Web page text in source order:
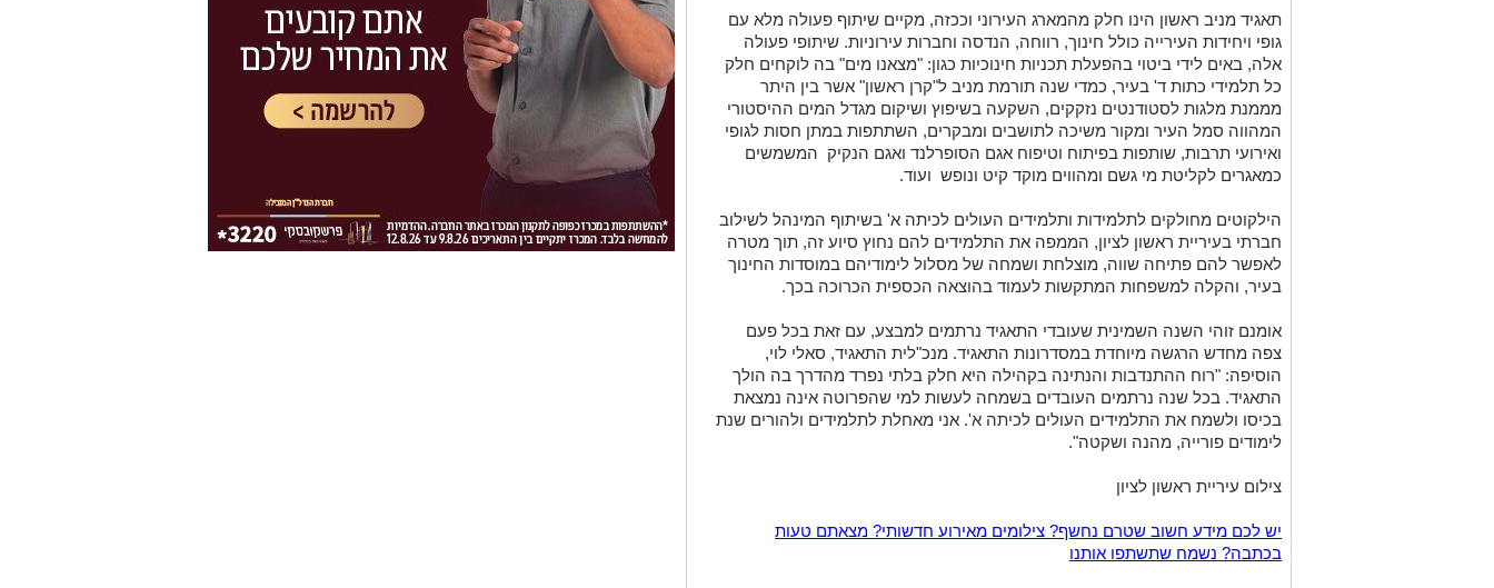
תאגיד מניב ראשון הינו חלק מהמארג העירוני וככזה, מקיים שיתוף פעולה מלא עם
גופי ויחידות העירייה כולל חינוך, רווחה, הנדסה וחברות עירוניות. שיתופי פעולה
אלה, באים לידי ביטוי בהפעלת תכניות חינוכיות כגון: "מצאנו מים" בה לוקחים חלק
כל תלמידי כתות ד' בעיר, כמדי שנה תורמת מניב ל"קרן ראשון" אשר בין היתר
מממנת מלגות לסטודנטים נזקקים, השקעה בשיפוץ ושיקום מגדל המים ההיסטורי
המהווה סמל העיר ומקור משיכה לתושבים ומבקרים, השתתפות במתן חסות לגופי
ואירועי תרבות, שותפות בפיתוח וטיפוח אגם הסופרלנד ואגם הנקיק המשמשים
כמאגרים לקליטת מי גשם ומהווים מוקד קיט ונופש ועוד.
הילקוטים מחולקים לתלמידות ותלמידים העולים לכיתה א' בשיתוף המינהל לשילוב
חברתי בעיריית ראשון לציון, הממפה את התלמידים להם נחוץ סיוע זה, תוך מטרה
לאפשר להם פתיחה שווה, מוצלחת ושמחה של מסלול לימודיהם במוסדות החינוך
בעיר, והקלה למשפחות המתקשות לעמוד בהוצאה הכספית הכרוכה בכך.
אומנם זוהי השנה השמינית שעובדי התאגיד נרתמים למבצע, עם זאת בכל פעם
צפה מחדש הרגשה מיוחדת במסדרונות התאגיד. מנכ"לית התאגיד, סאלי לוי,
הוסיפה: "רוח ההתנדבות והנתינה בקהילה היא חלק בלתי נפרד מהדרך בה הולך
התאגיד. בכל שנה נרתמים העובדים בשמחה לעשות למי שהפרוטה אינה נמצאת
בכיסו ולשמח את התלמידים העולים לכיתה א'. אני מאחלת לתלמידים ולהורים שנת
לימודים פורייה, מהנה ושקטה".
צילום עיריית ראשון לציון
יש לכם מידע חשוב שטרם נחשף? צילומים מאירוע חדשותי? מצאתם טעות
בכתבה? נשמח שתשתפו אותנו